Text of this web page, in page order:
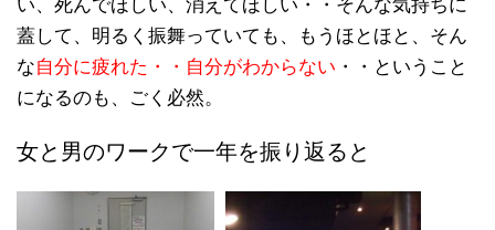
い、死んでほしい、消えてほしい・・そんな気持ちに
蓋して、明るく振舞っていても、もうほとほと、そん
な自分に疲れた・・自分がわからない ・・ということ
になるのも、ごく必然。
女と男のワークで一年を振り返ると